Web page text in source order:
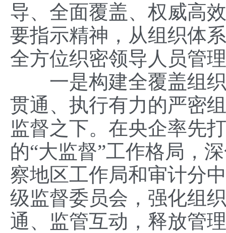
导、全面覆盖、权威高
要指示精神，从组织体
全方位织密领导人员管
一是构建全覆盖组织
贯通、执行有力的严密
监督之下。在央企率先
的“大监督”工作格局，
察地区工作局和审计分
级监督委员会，强化组
通、监管互动，释放管